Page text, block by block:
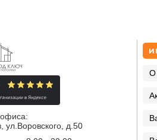
ул.Воровского, д.50
О